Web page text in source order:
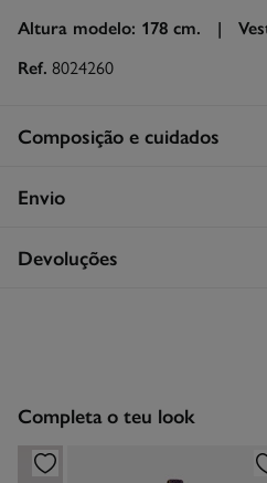
Altura modelo: 178 cm. |
Ref. 8024260
Composição e cuidados
Composição
Cuidados
Engomar a média temperatura
Proibido limpeza a seco
Envio
STANDARD
Devoluções
Completa o teu look